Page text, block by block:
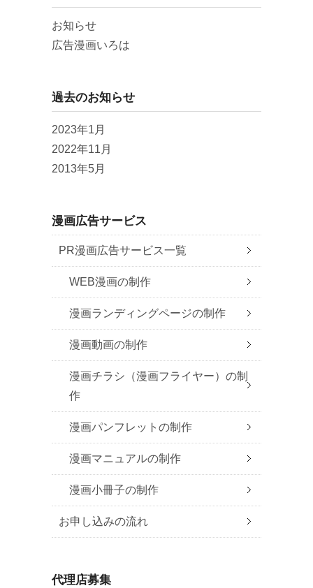
お知らせ
広告漫画いろは
過去のお知らせ
2023年1月
2022年11月
2013年5月
漫画広告サービス
PR漫画広告サービス一覧
WEB漫画の制作
漫画ランディングページの制作
漫画動画の制作
漫画チラシ（漫画フライヤー）の制
作
漫画パンフレットの制作
漫画マニュアルの制作
漫画小冊子の制作
お申し込みの流れ
代理店募集